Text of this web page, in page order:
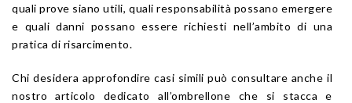
quali prove siano utili, quali responsabilità possano emergere
e quali danni possano essere richiesti nell’ambito di una
pratica di risarcimento.
Chi desidera approfondire casi simili può consultare anche il
nostro articolo dedicato all’ombrellone che si stacca e